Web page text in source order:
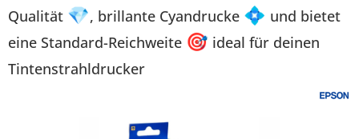
Qualität 💎, brillante Cyandrucke 💠 und bietet
eine Standard-Reichweite 🎯 ideal für deinen
Tintenstrahldrucker